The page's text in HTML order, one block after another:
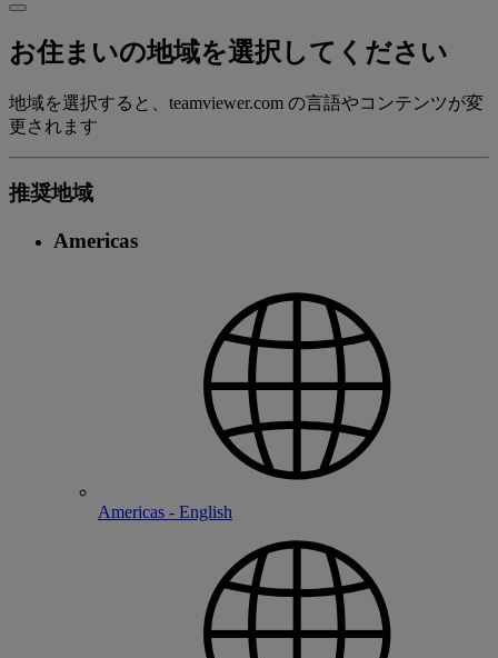
お住まいの地域を選択してください
地域を選択すると、teamviewer.com の言語やコンテンツが変
更されます
推奨地域
Americas
Americas - English